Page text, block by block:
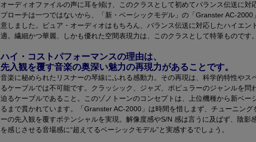
オーディオファイルの声に耳を傾け、このクラスとして初めてバランス伝送に対
プローチは一つではないから、「新・ベーシックモデル」の「Granster AC-2000
意しました。ピュア・オーディオはもちろん、バランス伝送に対応したハイエン
適。繊細かつ華麗、しかも優れた空間表現力は、このクラスとして特筆ものです。
ハイ・コストパフォーマンスの理由は、
先入観を覆す音楽の奥深い魅力の再現力があることです。
音楽に秘められたリスナーの琴線にふれる感動力。その再現は、科学的特性やス
るケーブルでは不可能です。クラッシック、ジャズ、ポピュラーのジャンルを問
迫るケーブルであること。このゾノトーンのコンセプトは、上位機種から新ベー
るまで貫かれています。「Granster AC-2000」は時間を惜しまず、チューニング
ーの先入観を覆すポテンシャルを実現。解像度感やS/N 感は言うに及ばず、陰影
を感じさせる音場感に“超えてるベーシックモデル”と実感するでしょう。